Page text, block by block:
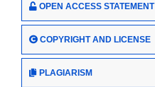
OPEN ACCESS STATEMENT
COPYRIGHT AND LICENSE
PLAGIARISM